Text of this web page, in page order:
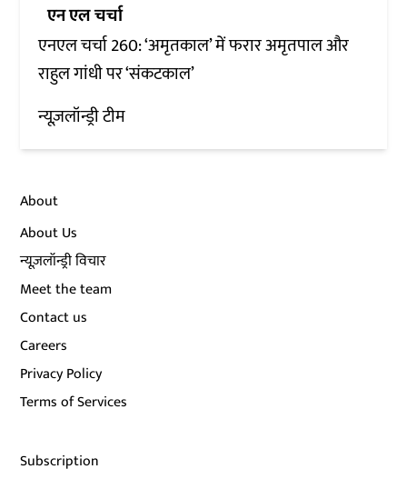
एन एल चर्चा
एनएल चर्चा 260: ‘अमृतकाल’ में फरार अमृतपाल और
राहुल गांधी पर ‘संकटकाल’
न्यूज़लॉन्ड्री टीम
About
About Us
न्यूज़लॉन्ड्री विचार
Meet the team
Contact us
Careers
Privacy Policy
Terms of Services
Subscription